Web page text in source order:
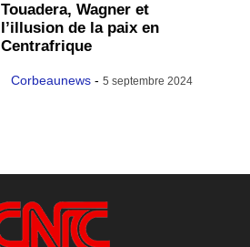
Touadera, Wagner et
l’illusion de la paix en
Centrafrique
Corbeaunews - 5 septembre 2024